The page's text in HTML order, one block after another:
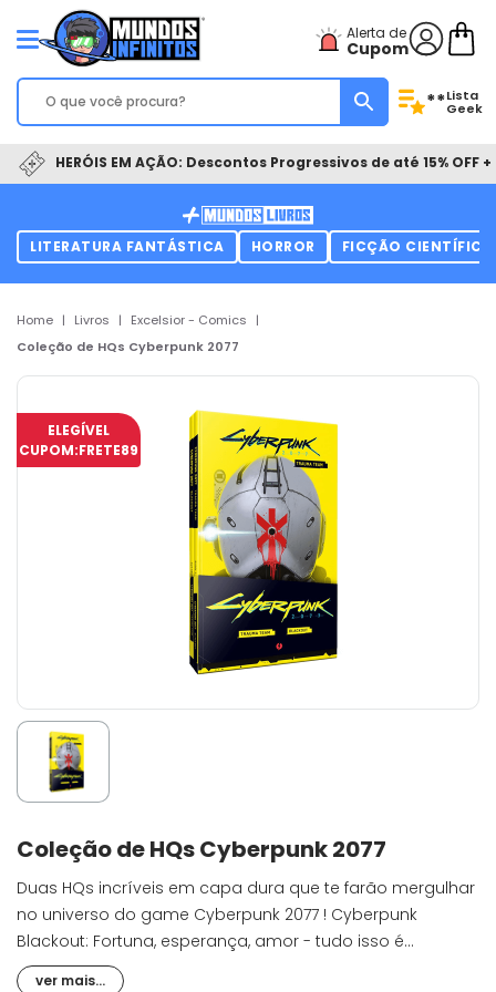
Alerta de
Cupom
**Lista
Geek
HERÓIS EM AÇÃO: Descontos Progressivos de até 15% OFF
LITERATURA FANTÁSTICA HORROR FICÇÃO CIENTÍFICA
Home | Livros | Excelsior - Comics
|
Coleção de HQs Cyberpunk 2077
ELEGÍVEL
CUPOM:FRETE89
Coleção de HQs Cyberpunk 2077
Duas HQs incríveis em capa dura que te farão mergulhar
no universo do game Cyberpunk 2077 ! Cyberpunk
Blackout: Fortuna, esperança, amor - tudo isso é
possibilitado pela tecnologia da dms, mas os encontros
ver mais...